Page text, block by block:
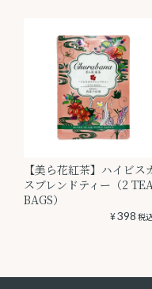
【美ら花紅茶】ハイビス
スブレンドティー（2 TEA
BAGS）
¥398 税